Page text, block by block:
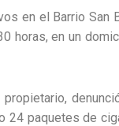
en el Barrio San
horas, en un
paquetes de